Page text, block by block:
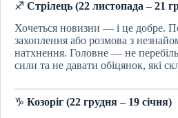
♐ Стрілець (22 листопада – 21
Хочеться новизни — і це добре.
захоплення або розмова з
натхнення. Головне — не
сили та не давати обіцянок, які
♑ Козоріг (22 грудня – 19 січня)